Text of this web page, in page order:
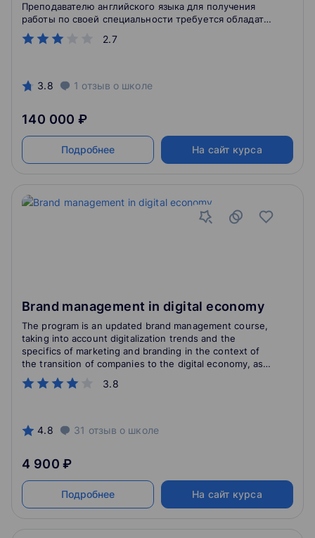
2.7
Преподавателю английского языка для получения
работы по своей специальности требуется обладать
не только знаниями, связанными непосредственно с
преподаваемым языком, но и с психолого-
разобраться в которых вам помогут на нашей
программе.
3.8 1 отзыв о школе
140 000 ₽
Подробнее На сайт курса
Brand management in digital economy
3.8
The program is an updated brand management course,
taking into account digitalization trends and the
specifics of marketing and branding in the context of
the transition of companies to the digital economy, as
the introduction of digital technologies is reflected in
the restructuring of the marketing activities of
4.8 31 отзыв о школе
4 900 ₽
Подробнее На сайт курса